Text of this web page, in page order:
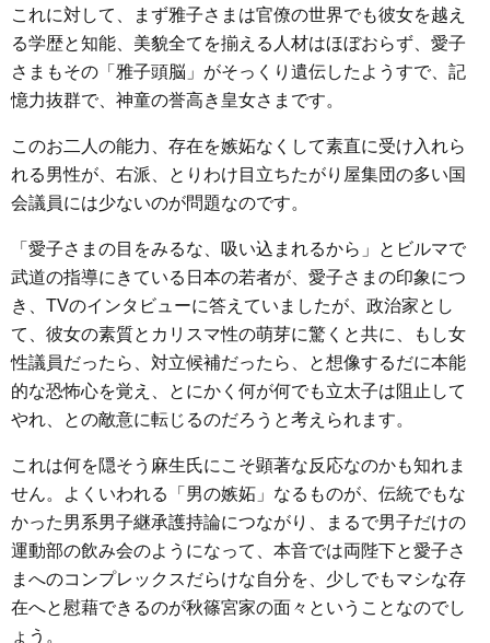
これに対して、まず雅子さまは官僚の世界でも彼女を越え
る学歴と知能、美貌全てを揃える人材はほぼおらず、愛子
さまもその「雅子頭脳」がそっくり遺伝したようすで、記
憶力抜群で、神童の誉高き皇女さまです。
このお二人の能力、存在を嫉妬なくして素直に受け入れら
れる男性が、右派、とりわけ目立ちたがり屋集団の多い国
会議員には少ないのが問題なのです。
「愛子さまの目をみるな、吸い込まれるから」とビルマで
武道の指導にきている日本の若者が、愛子さまの印象につ
き、TVのインタビューに答えていましたが、政治家とし
て、彼女の素質とカリスマ性の萌芽に驚くと共に、もし女
性議員だったら、対立候補だったら、と想像するだに本能
的な恐怖心を覚え、とにかく何が何でも立太子は阻止して
やれ、との敵意に転じるのだろうと考えられます。
これは何を隠そう麻生氏にこそ顕著な反応なのかも知れま
せん。よくいわれる「男の嫉妬」なるものが、伝統でもな
かった男系男子継承護持論につながり、まるで男子だけの
運動部の飲み会のようになって、本音では両陛下と愛子さ
まへのコンプレックスだらけな自分を、少しでもマシな存
在へと慰藉できるのが秋篠宮家の面々ということなのでし
ょう。